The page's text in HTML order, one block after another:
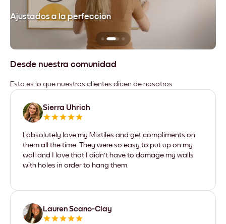
Ajustados a la perfección
Desde nuestra comunidad
Esto es lo que nuestros clientes dicen de nosotros
Sierra Uhrich
I absolutely love my Mixtiles and get compliments on
them all the time. They were so easy to put up on my
wall and I love that I didn't have to damage my walls
with holes in order to hang them.
Lauren Scano-Clay